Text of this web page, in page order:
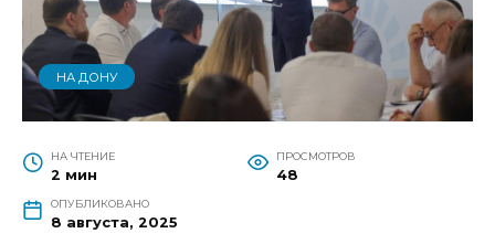
НА ДОНУ
НА ЧТЕНИЕ
2 мин
ПРОСМОТРОВ
48
ОПУБЛИКОВАНО
8 августа, 2025